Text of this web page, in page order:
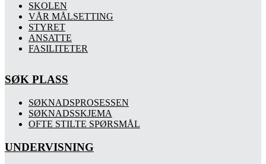
SKOLEN
VÅR MÅLSETTING
STYRET
ANSATTE
FASILITETER
SØK PLASS
SØKNADSPROSESSEN
SØKNADSSKJEMA
OFTE STILTE SPØRSMÅL
UNDERVISNING